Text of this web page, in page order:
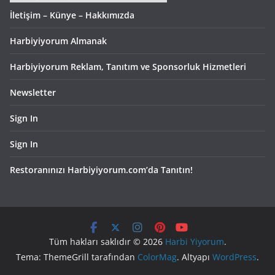
İletişim – Künye – Hakkımızda
Harbiyiyorum Almanak
Harbiyiyorum Reklam, Tanıtım ve Sponsorluk Hizmetleri
Newsletter
Sign In
Sign In
Restoranınızı Harbiyiyorum.com’da Tanıtın!
Tüm hakları saklıdır © 2026 Harbi Yiyorum.
Tema: ThemeGrill tarafından ColorMag. Altyapı WordPress.